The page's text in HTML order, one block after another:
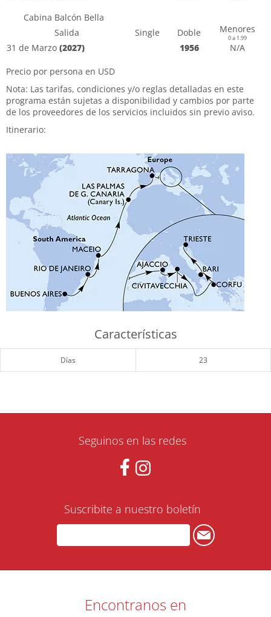
Cabina Balcón Bella
Salida
Single Doble Menores
0 a 1.99
31 de Marzo (2027) 1956 N/A
Precio por persona en USD
Nota: Las tarifas, condiciones y/o reglas detalladas en este
programa están sujetas a disponibilidad y cambios por parte
de los proveedores de los servicios incluidos sin previo aviso.
Itinerario:
Características
Días 23
Seguinos en las redes
Suscribite a nuestro boletín
Encontranos en